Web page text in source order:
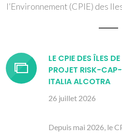
l’Environnement (CPIE) des
LE CPIE DES ÎLES
PROJET RISK-CAP-
ITALIA ALCOTRA
26 juillet 2026
Depuis mai 2026, le